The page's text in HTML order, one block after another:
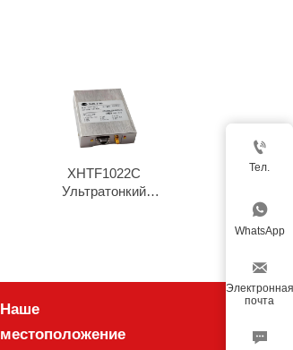
XHTF1022C
Ультратонкий
Наше
местоположение

Тел.

WhatsApp

Электронная
почта
